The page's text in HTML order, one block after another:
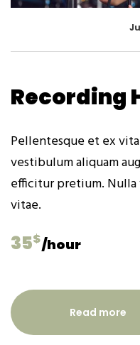
Recording
Pellentesque et ex
vestibulum aliquam
efficitur pretium. Nulla
vitae.
35$/hour
Read more